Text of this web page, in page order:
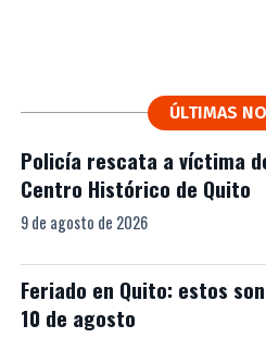
ÚLTIMAS
Policía rescata a víctima
Centro Histórico de Quito
9 de agosto de 2026
Feriado en Quito: estos
10 de agosto